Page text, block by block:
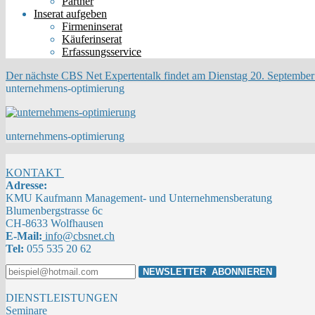
Inserat aufgeben
Firmeninserat
Käuferinserat
Erfassungsservice
Der nächste CBS Net Expertentalk findet am Dienstag 20.
unternehmens-optimierung
unternehmens-optimierung
KONTAKT
Adresse:
KMU Kaufmann Management- und Unternehmensberatung
Blumenbergstrasse 6c
CH-8633 Wolfhausen
E-Mail: info@cbsnet.ch
Tel: 055 535 20 62
DIENSTLEISTUNGEN
Seminare